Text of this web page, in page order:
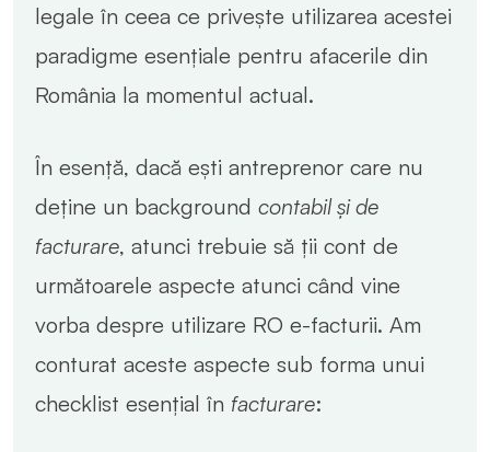
legale în ceea ce privește utilizarea acestei
paradigme esențiale pentru afacerile din
România la momentul actual.
În esență, dacă ești antreprenor care nu
deține un background contabil și de
facturare, atunci trebuie să ții cont de
următoarele aspecte atunci când vine
vorba despre utilizare RO e-facturii. Am
conturat aceste aspecte sub forma unui
checklist esențial în facturare: